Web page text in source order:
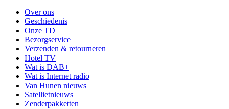
Over ons
Geschiedenis
Onze TD
Bezorgservice
Verzenden & retourneren
Hotel TV
Wat is DAB+
Wat is Internet radio
Van Hunen nieuws
Satellietnieuws
Zenderpakketten